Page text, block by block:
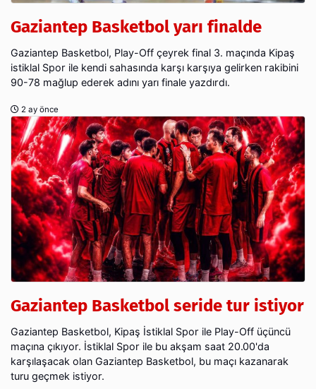
Gaziantep Basketbol yarı finalde
Gaziantep Basketbol, Play-Off çeyrek final 3. maçında Kipaş
istiklal Spor ile kendi sahasında karşı karşıya gelirken rakibini
90-78 mağlup ederek adını yarı finale yazdırdı.
2 ay önce
Gaziantep Basketbol seride tur istiyor
Gaziantep Basketbol, Kipaş İstiklal Spor ile Play-Off üçüncü
maçına çıkıyor. İstiklal Spor ile bu akşam saat 20.00'da
karşılaşacak olan Gaziantep Basketbol, bu maçı kazanarak
turu geçmek istiyor.